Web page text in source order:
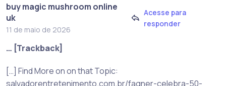
buy magic mushroom online
uk
11 de maio de 2026
Acesse para
responder
… [Trackback]
[…] Find More on on that Topic:
salvadorentretenimento.com.br/fagner-celebra-50-